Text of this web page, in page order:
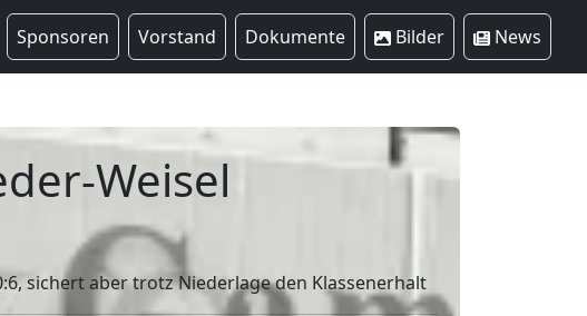
Sponsoren Vorstand Dokumente Bilder News
Weisel
sichert aber trotz Niederlage den Klassenerhalt